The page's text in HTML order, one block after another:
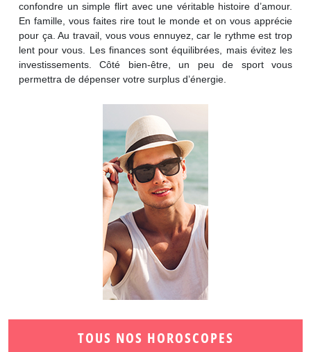
TOUS NOS HOROSCOPES
confondre un simple flirt avec une véritable histoire d’amour.
En famille, vous faites rire tout le monde et on vous apprécie
pour ça. Au travail, vous vous ennuyez, car le rythme est trop
lent pour vous. Les finances sont équilibrées, mais évitez les
investissements. Côté bien-être, un peu de sport vous
permettra de dépenser votre surplus d’énergie.